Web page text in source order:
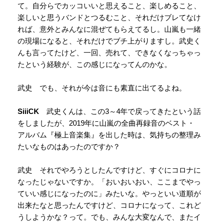
て。自分らでカッコいいと思えること、楽しめること、
楽しいと思うバンドとつるむこと、それだけブレてなけ
れば、意外とみんなに混ぜてもらえてるし。山嵐も一緒
の現場になると、それだけでブチ上がりますし。武史く
んも言ってたけど、一回、売れて、できなくなっちゃっ
たという経験が、この感じになってんのかな。
武史 でも、それが今は音にも素直に出てるよね。
SiiiCK 武史くんは、この3～4年で戻ってきたという話
をしましたが、2019年に山嵐の全曲再録音のベスト・
アルバム『極上音楽集』を出した時は、気持ちの整理み
たいなものはあったのですか？
武史 それでやろうとしたんですけど、すぐにコロナに
なったじゃないですか。「おいおいおい、ここまでやっ
ていい感じになったのに」みたいな。やっといい道順が
出来たなと思ったんですけど、コロナになって、これど
うしようかな？って。でも、みんな大変なんで、またイ